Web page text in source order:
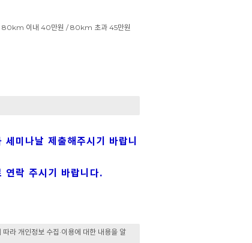
80km 이내 40만원 / 80km 초과 45만원
미나날 제출해주시기 바랍니
연락 주시기 바랍니다.